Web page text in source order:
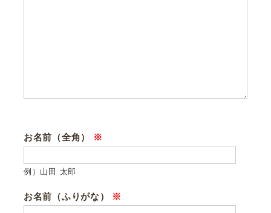
お名前（全角） ※
例）山田 太郎
お名前（ふりがな） ※